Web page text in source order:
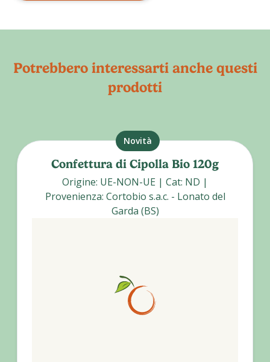
Potrebbero interessarti anche questi
prodotti
Confettura di Cipolla Bio 120g
Origine: UE-NON-UE | Cat: ND |
Provenienza: Cortobio s.a.c. - Lonato del
Garda (BS)
Novità